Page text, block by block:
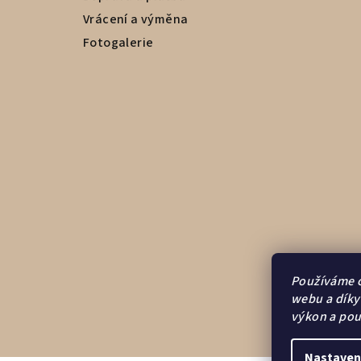
Používáme
webu a
výkon a
Vrácení a výměna
Fotogalerie